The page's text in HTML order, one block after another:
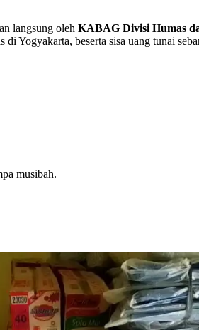
langsung oleh KABAG Divisi Humas
di Yogyakarta, beserta sisa uang tunai
musibah.